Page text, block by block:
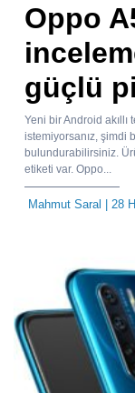
Oppo
güçlü
Yeni bir Android
istemiyorsanız, şimdi
bulundurabilirsiniz.
etiketi var. Oppo...
Mahmut Saral | 28